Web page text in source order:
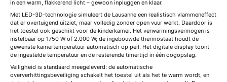
in een warm, flakkerend licht – gewoon inpluggen en klaar.
Met LED-3D-technologie simuleert de Lausanne een realistisch vlammeneffect
dat er overtuigend uitziet, maar volledig zonder open vuur werkt. Daardoor is
het toestel ook geschikt voor de kinderkamer. Het verwarmingsvermogen is
instelbaar op 1750 W of 2.000 W; de ingebouwde thermostaat houdt de
gewenste kamertemperatuur automatisch op peil. Het digitale display toont
de ingestelde temperatuur en de resterende timertijd in één oogopslag.
Veiligheid is standaard meegeleverd: de automatische
oververhittingsbeveiliging schakelt het toestel uit als het te warm wordt, en